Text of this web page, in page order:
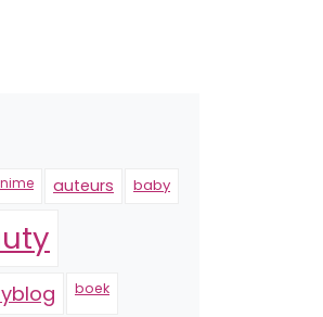
auteurs baby
boek